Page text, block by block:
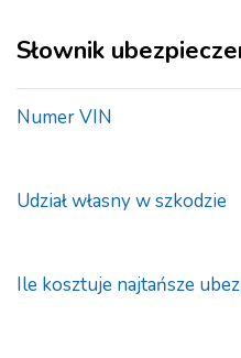
Słownik
Numer VIN
Udział własny w szkodzie
Ile kosztuje najtańsze